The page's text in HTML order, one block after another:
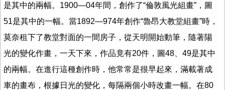
是其中的兩幅。1900—04年間，創作了“倫敦風光組畫”，圖
51是其中的一幅。當1892—974年創作“魯昂大教堂組畫”時，
莫奈租下了教堂對面的一間房子，從天明開始動筆，隨著陽
光的變化作畫，一天下來，作品竟有20件，圖48、49是其中
的兩幅。在進行這種創作時，他常常是很早起來，滿載著成
車的畫布，根據日光的變化，每隔兩個小時改畫一幅。在80